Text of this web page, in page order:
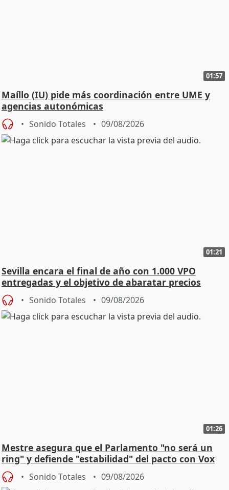
01:57
Maíllo (IU) pide más coordinación entre UME y
agencias autonómicas
Sonido Totales 09/08/2026
01:21
Sevilla encara el final de año con 1.000 VPO
entregadas y el objetivo de abaratar precios
Sonido Totales 09/08/2026
01:26
Mestre asegura que el Parlamento "no será un
ring" y defiende "estabilidad" del pacto con Vox
Sonido Totales 09/08/2026